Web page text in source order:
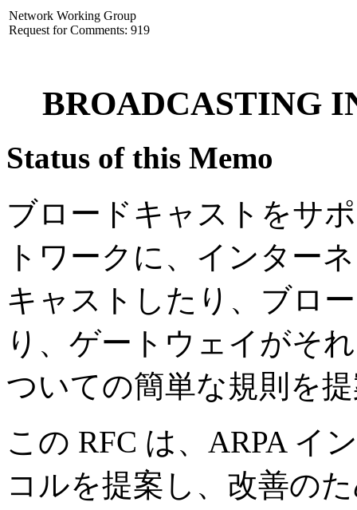
Network Working Group
Request for Comments: 919
BROADCASTING
Status of this Memo
ブロードキャストをサ
トワークに、インター
キャストしたり、ブロ
り、ゲートウェイがそ
ついての簡単な規則を
この RFC は、ARPA イ
コルを提案し、改善の